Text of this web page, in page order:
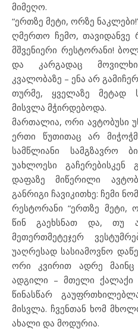
მიმეღო.
“ერთზე მეტი, ორზე
ღმერთო ჩემო, თავიდანვე
მშვენიერი რესტორანი!
და კარგადაც
კვალობაზე – ენა არ
თურმე, ყველაზე მეტად
მისვლა მჭირდებოდა.
მართალია, ორი ავტობუსი
ერთი წუთითაც არ
სამწლიანი სამგზავრო
უახლოესი გაჩერებისკენ
დაფაზე მიწერილი
განრიგი ჩავიკითხე: ჩემი
რესტორანი “ერთზე მეტი,
წინ გაეხსნათ და, თუ
მეთერთმეტეჯერ
უაღრესად სასიამოვნო
ორი კვირით ადრე მაინც
ადგილი – მთელი ქალაქი
წინასწარ
მისვლა. ჩვენთან ხომ
ახალი და მოდურია.